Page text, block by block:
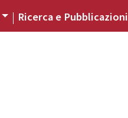
Ricerca e Pubblicazioni